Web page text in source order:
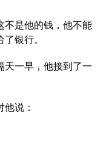
不是他的钱，他不能
银行。
天一早，他接到了一
说：